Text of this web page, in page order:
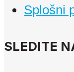
Splošni
SLEDITE